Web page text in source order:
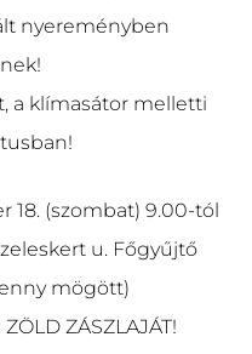
nyereményben
a klímasátor melletti
18. (szombat) 9.00-tól
u. Főgyűjtő
mögött)
ZÁSZLAJÁT!